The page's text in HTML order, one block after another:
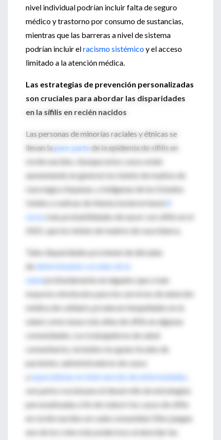
nivel individual podrían incluir falta de seguro
médico y trastorno por consumo de sustancias,
mientras que las barreras a nivel de sistema
podrían incluir elracismo sistémicoy el acceso
limitado a la atención médica.
Las estrategias de prevención personalizadas
son cruciales para abordar las disparidades
en la sífilis en recién nacidos
Las personas de minorías raciales y étnicas se
llevan lapeor partede la epidemia de sífilis en
recién nacidos. Aunque estos casos están
aumentando en general, los bebés de madres de
raza negra, hispanas, o indígenas de los Estados
Unidos o nativas de Alaska tuvieron hasta
veces más probabilidades de nacer con sífilis en el
2021, que los bebés de madres de raza blanca.
Tales disparidades provienen de décadas
dedeterminantes sociales de la
saludprofundamente arraigados que crean
mayores obstáculos para los servicios de atención
médica de calidad y producen inequidades en la
salud, como tasas más altas de sífilis en algunas
comunidades. Los trabajadores de salud
comunitarios, incluidos los guías locales de
pacientes, administradores de casos
especialistas en intervención de enfermedades
son parte crucial para el desarrollo de estrategias
personalizadas a fin de reducir los casos de sífilis
en recién nacidos en cada comunidad. Ellos juegan
uno de los roles más poderosos al abordar las